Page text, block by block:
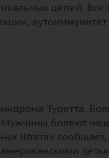
цепей. Все
аутоиммунитет
Туретта.
Мужчины болеют
Штатах сообщает,